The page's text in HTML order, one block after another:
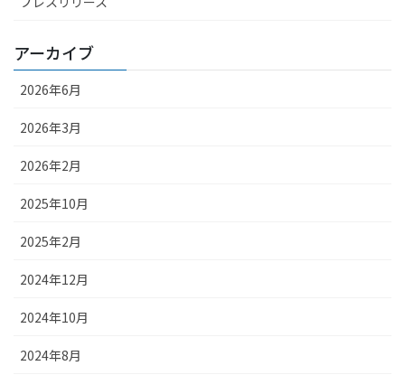
アーカイブ
2026年6月
2026年3月
2026年2月
2025年10月
2025年2月
2024年12月
2024年10月
2024年8月